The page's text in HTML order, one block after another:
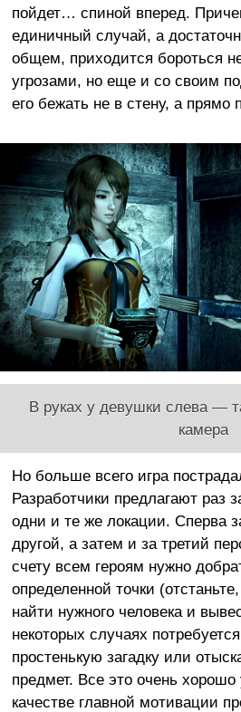
пойдет… спиной вперед.
единичный случай, а
общем, приходится бороться
угрозами, но еще и со своим
его бежать не в стену, а прямо
В руках у девушки слева —
камера
Но больше всего игра
Разработчики предлагают раз
одни и те же локации. Сперва
другой, а затем и за третий
счету всем героям нужно
определенной точки
найти нужного человека и
некоторых случаях
простенькую загадку или
предмет. Все это очень хорошо
качестве главной мотивации